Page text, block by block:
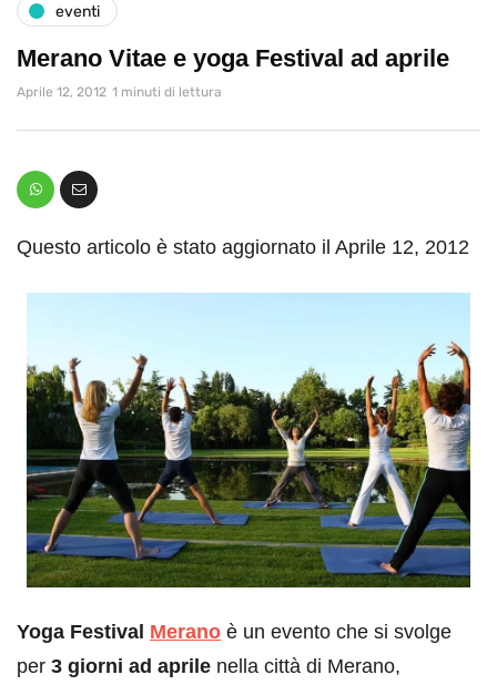
eventi
Merano Vitae e yoga Festival ad aprile
Aprile 12, 2012 1 minuti di lettura
Questo articolo è stato aggiornato il Aprile 12, 2012
Yoga Festival Merano è un evento che si svolge
per 3 giorni ad aprile nella città di Merano,